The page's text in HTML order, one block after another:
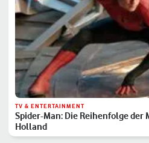
TV & ENTERTAINMENT
Spider-Man: Die Reihenfolge der
Holland